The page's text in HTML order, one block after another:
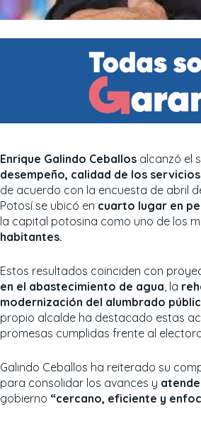
Enrique Galindo Ceballosalcanzó el s
desempeño, calidad de los
de acuerdo con la encuesta de abril
Potosí se ubicó en cuarto lugar en
la capital potosina como uno de los
habitantes.
Estos resultados coinciden con
en el abastecimiento de agua, la
modernización del alumbrado
propio alcalde ha destacado estas
promesas cumplidas frente al
Galindo Ceballos ha reiterado su
para consolidar los avances y
gobierno “cercano, eficiente y